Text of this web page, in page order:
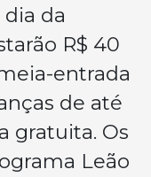
da
R$ 40
entrada
de até
gratuita. Os
Leão